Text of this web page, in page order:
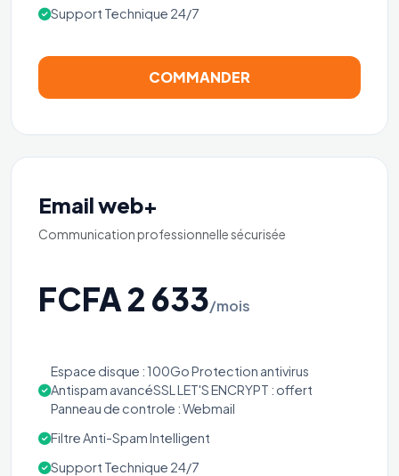
Support Technique 24/7
COMMANDER
Email web+
Communication professionnelle sécurisée
FCFA 2 633/mois
Espace disque : 100Go Protection antivirus
Antispam avancéSSL LET'S ENCRYPT : offert
Panneau de controle : Webmail
Filtre Anti-Spam Intelligent
Support Technique 24/7